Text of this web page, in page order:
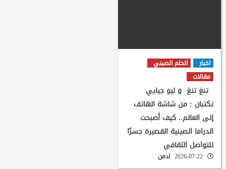
اخبار
الحلم الصيني
مقالات
تنغ تنغ و ليو جيايي
تكتبان : من شاشة الهاتف
إلى العالم.. كيف أصبحت
الدراما الصينية القصيرة جسرًا
للتواصل الثقافي
ادمن